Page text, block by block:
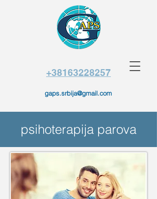
+38163228257
gaps.srbija@gmail.com
psihoterapija parova